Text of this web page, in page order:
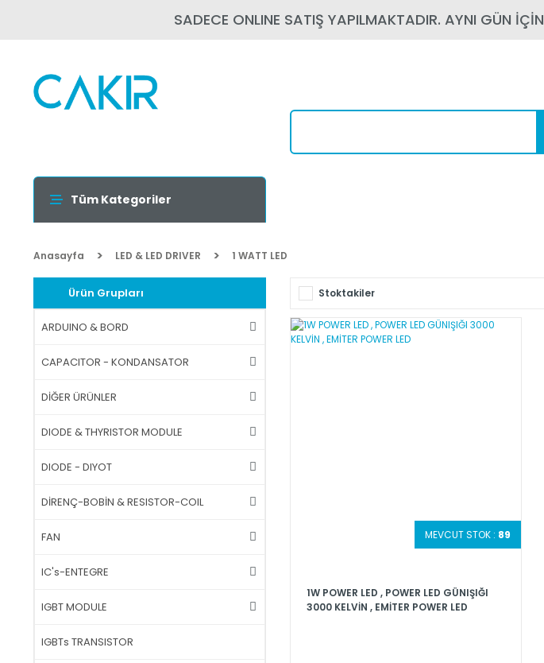
SADECE ONLINE SATIŞ YAPILMAKTADIR. AYNI GÜN
Tüm Kategoriler
Anasayfa LED & LED DRIVER 1 WATT LED
Ürün Grupları
ARDUINO & BORD
CAPACITOR - KONDANSATOR
DİĞER ÜRÜNLER
DIODE & THYRISTOR MODULE
DIODE - DIYOT
DİRENÇ-BOBİN & RESISTOR-COIL
FAN
IC's-ENTEGRE
IGBT MODULE
IGBTs TRANSISTOR
Stoktakiler
MEVCUT STOK : 89
1W POWER LED , POWER LED GÜNIŞIĞI
3000 KELVİN , EMİTER POWER LED